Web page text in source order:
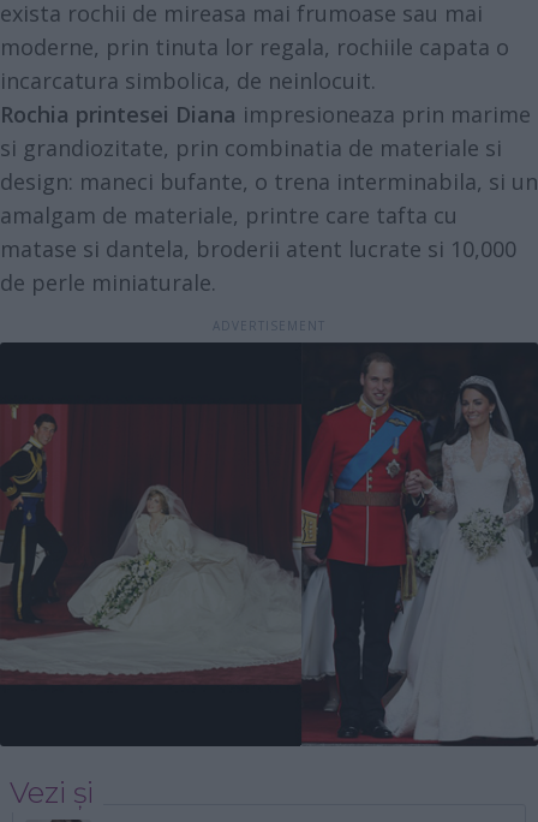
exista rochii de mireasa mai frumoase sau mai
moderne, prin tinuta lor regala, rochiile capata o
incarcatura simbolica, de neinlocuit.
Rochia printesei Diana impresioneaza prin marime
si grandiozitate, prin combinatia de materiale si
design: maneci bufante, o trena interminabila, si un
amalgam de materiale, printre care tafta cu
matase si dantela, broderii atent lucrate si 10,000
de perle miniaturale.
Vezi și